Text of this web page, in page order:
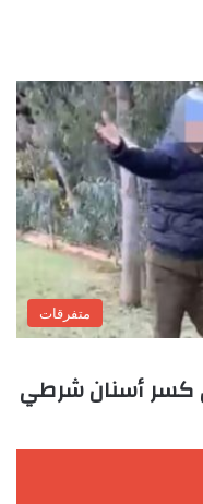
متفرقات
كسر أسنان شرطي